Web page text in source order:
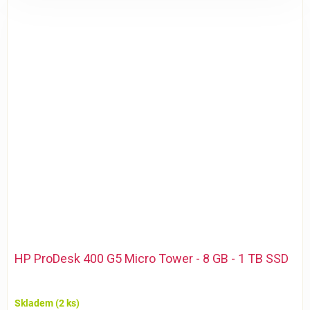
HP ProDesk 400 G5 Micro Tower - 8 GB - 1 TB SSD
Skladem(2 ks)